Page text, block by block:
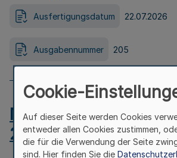
Ausfertigungsdatum 22.07.2026
Ausgabennummer 205
MB.NRW 2026 Nr.
24.07.2026
Cookie-
Auf dieser Seite werden Cookies
entweder allen Cookies zustimmen,
die für die Verwendung der Seite
sind. Hier finden Sie die